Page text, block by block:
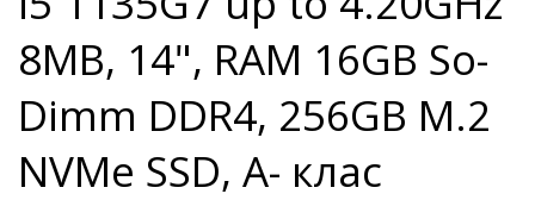
8MB, 14", RAM 16GB So-
Dimm DDR4, 256GB M.2
NVMe SSD, A- клас